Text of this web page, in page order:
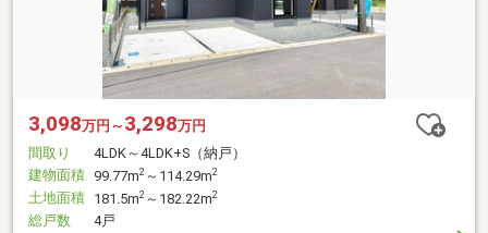
3,098万円～ 3,298万円
間取り
4LDK～4LDK+S（納戸）
建物面積 99.77m2 ～114.29m2
土地面積 181.5m2 ～182.22m2
総戸数
4戸